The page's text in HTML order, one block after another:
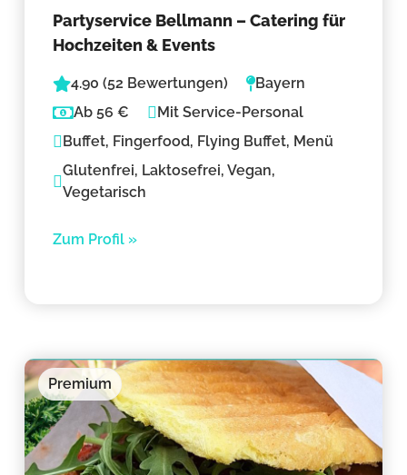
Partyservice Bellmann – Catering für
Hochzeiten & Events
4.90 (52 Bewertungen)
Bayern
Ab 56 €
Mit Service-Personal
Buffet, Fingerfood, Flying Buffet, Menü
Glutenfrei, Laktosefrei, Vegan,
Vegetarisch
Zum Profil »
Premium